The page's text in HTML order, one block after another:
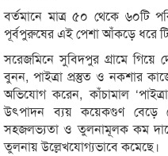
বর্তমানে মাত্র ৫০ থেকে ৬০টি
পূর্বপুরুষের এই পেশা আঁকড়ে ধরে
সরেজমিনে সুবিদপুর গ্রামে গিয়ে
বুনন, পাইত্রা প্রস্তুত ও নকশার
অভিযোগ করেন, কাঁচামাল
উৎপাদন ব্যয় কয়েকগুণ বেড়ে
সহজলভ্যতা ও তুলনামূলক কম
তুলনায় উল্লেখযোগ্যভাবে কমেছে।